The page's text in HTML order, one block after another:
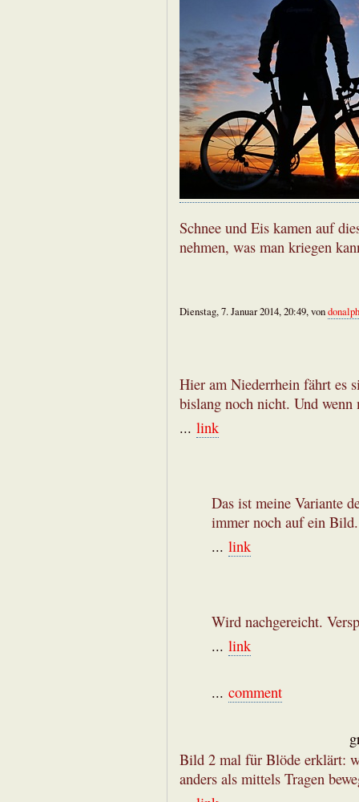
Schnee und Eis kamen auf
nehmen, was man kriegen
Dienstag, 7. Januar 2014, 20:49, von
Hier am Niederrhein fährt es
bislang noch nicht. Und wenn
... link
Das ist meine Variante
immer noch auf ein Bild.
... link
Wird nachgereicht.
... link
... comment
Bild 2 mal für Blöde erklärt:
anders als mittels Tragen